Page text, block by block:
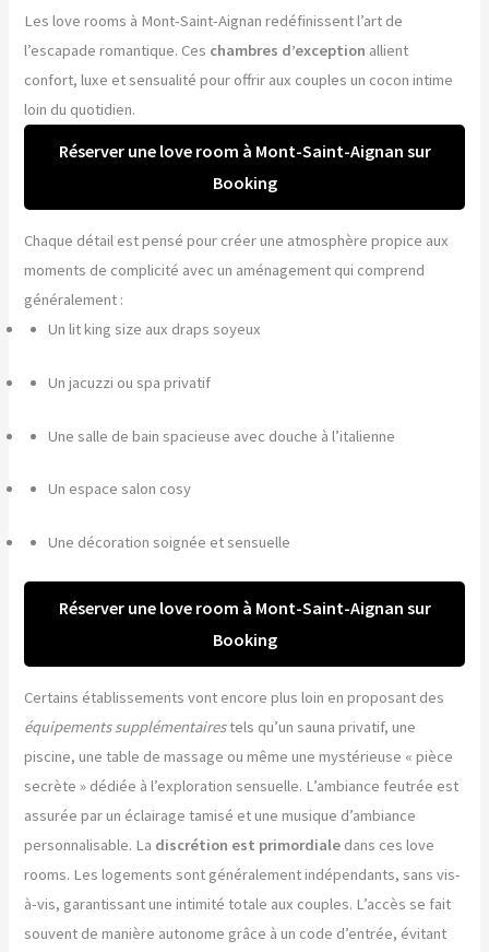
Les love rooms à Mont-Saint-Aignan redéfinissent l’art de
l’escapade romantique. Ces chambres d’exception allient
confort, luxe et sensualité pour offrir aux couples un cocon intime
loin du quotidien.
Réserver une love room à Mont-Saint-Aignan sur
Booking
Chaque détail est pensé pour créer une atmosphère propice aux
moments de complicité avec un aménagement qui comprend
généralement :
Un lit king size aux draps soyeux
Un jacuzzi ou spa privatif
Une salle de bain spacieuse avec douche à l’italienne
Un espace salon cosy
Une décoration soignée et sensuelle
Réserver une love room à Mont-Saint-Aignan sur
Booking
Certains établissements vont encore plus loin en proposant des
équipements supplémentairestels qu’un sauna privatif, une
piscine, une table de massage ou même une mystérieuse « pièce
secrète » dédiée à l’exploration sensuelle. L’ambiance feutrée est
assurée par un éclairage tamisé et une musique d’ambiance
personnalisable. La discrétion est primordiale dans ces love
rooms. Les logements sont généralement indépendants, sans vis-
à-vis, garantissant une intimité totale aux couples. L’accès se fait
souvent de manière autonome grâce à un code d’entrée, évitant